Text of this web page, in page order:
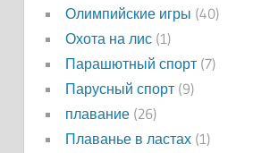
Олимпийские игры (40)
Охота на лис(1)
Парашютный спорт(7)
Парусный спорт(9)
плавание(26)
Плаванье в ластах(1)